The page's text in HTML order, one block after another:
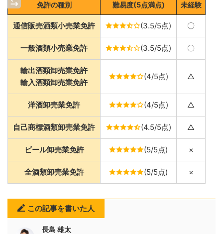
免許の種別 難易度(5点満点) 未経験
通信販売酒類小売業免許 (3.5/5点) 〇
一般酒類小売業免許 (3.5/5点) 〇
輸出酒類卸売業免許
輸入酒類卸売業免許
(4/5点) △
洋酒卸売業免許 (4/5点) △
自己商標酒類卸売業免許 (4.5/5点) △
ビール卸売業免許 (5/5点) ×
全酒類卸売業免許 (5/5点) ×
この記事を書いた人
長島 雄太